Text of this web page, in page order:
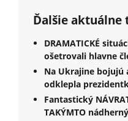
Ďalšie aktuálne
DRAMATICKÉ
ošetrovali hlavne
Na Ukrajine bojujú
odklepla
Fantastický
TAKÝMTO